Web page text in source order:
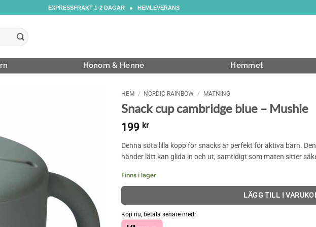
EXPRESSFRAKT 1-2 DAGAR ● HEMLEVERANS
Honom & Henne Hemmet
HEM / NORDIC RAINBOW / MATNING
Snack cup cambridge blue – Mushie
199 kr
Denna söta lilla kopp för snacks är perfekt för aktiva barn.
händer lätt kan glida in och ut, samtidigt som maten sitter
Finns i lager
LÄGG TILL I
Köp nu, betala senare med: